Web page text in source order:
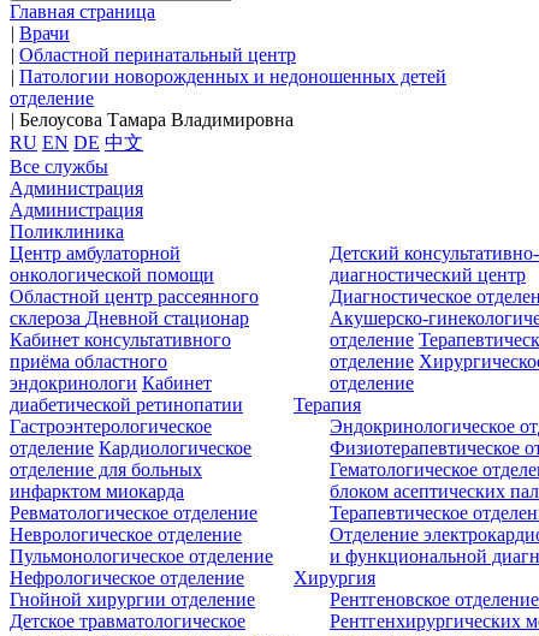
Главная страница
| Врачи
| Областной перинатальный центр
| Патологии новорожденных и недоношенных детей
отделение
| Белоусова Тамара Владимировна
RU EN DE 中文
Все службы
Администрация
Администрация
Поликлиника
Центр амбулаторной
онкологической помощи
Областной центр рассеянного
склероза Дневной стационар
Кабинет консультативного
приёма областного
эндокринологи Кабинет
диабетической ретинопатии
Детский консультативно-
диагностический центр
Диагностическое
Акушерско-
отделение
отделение
отделение
Терапия
Гастроэнтерологическое
отделение Кардиологическое
отделение для больных
инфарктом миокарда
Ревматологическое отделение
Неврологическое отделение
Пульмонологическое отделение
Нефрологическое отделение
Эндокринологическое
Физиотерапевтическое
Гематологическое
блоком асептических
Терапевтическое
Отделение
и функциональной
Хирургия
Гнойной хирургии отделение
Детское травматологическое
Рентгеновское отделение
Рентгенхирургических